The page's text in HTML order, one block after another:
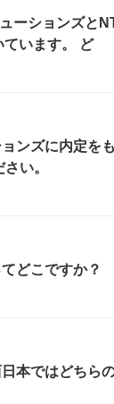
ーションズと
います。 ど
ンズに内定を
い。
どこですか？
本ではどちら